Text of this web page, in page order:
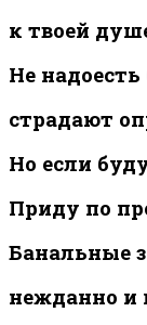
к твоей
Не
страдают
Но если
Приду по
Банальные
нежданно и